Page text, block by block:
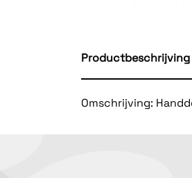
Productbeschrijving
Omschrijving: